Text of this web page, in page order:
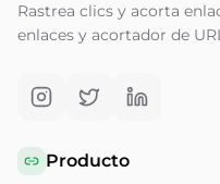
Rastrea clics y acorta
enlaces y acortador de
Producto